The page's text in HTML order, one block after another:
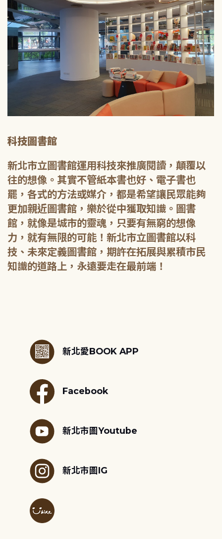
科技圖書館
新北市立圖書館運用科技來推廣閱讀，顛覆以
往的想像。其實不管紙本書也好、電子書也
罷，各式的方法或媒介，都是希望讓民眾能夠
更加親近圖書館，樂於從中獲取知識。圖書
館，就像是城市的靈魂，只要有無窮的想像
力，就有無限的可能！新北市立圖書館以科
技、未來定義圖書館，期許在拓展與累積市民
知識的道路上，永遠要走在最前端！
新北愛BOOK APP
Facebook
新北市圖Youtube
新北市圖IG